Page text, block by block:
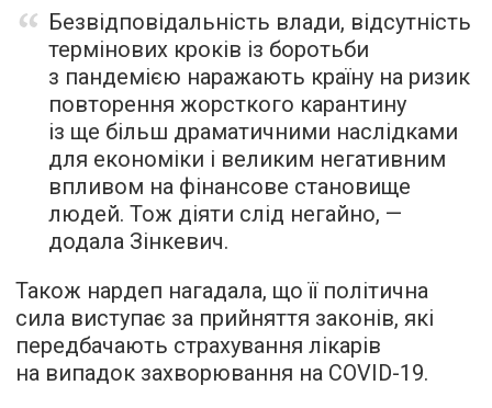
Безвідповідальність влади, відсутність
термінових кроків із боротьби
з пандемією наражають країну на ризик
повторення жорсткого карантину
із ще більш драматичними наслідками
для економіки і великим негативним
впливом на фінансове становище
людей. Тож діяти слід негайно, —
додала Зінкевич.
Також нардеп нагадала, що її політична
сила виступає за прийняття законів, які
передбачають страхування лікарів
на випадок захворювання на COVID-19.